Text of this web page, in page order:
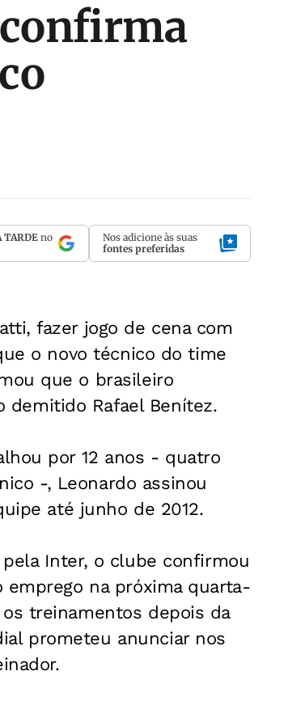
TARDEno
Nos adicione às suas
fontes preferidas
fazer jogo de cena com
o novo técnico do time
que o brasileiro
demitido Rafael Benítez.
por 12 anos - quatro
-, Leonardo assinou
até junho de 2012.
Inter, o clube confirmou
na próxima quarta-
treinamentos depois da
prometeu anunciar nos